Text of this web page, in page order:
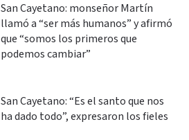
San Cayetano: monseñor Martín
llamó a “ser más humanos” y afirmó
que “somos los primeros que
podemos cambiar”
San Cayetano: “Es el santo que nos
ha dado todo”, expresaron los fieles